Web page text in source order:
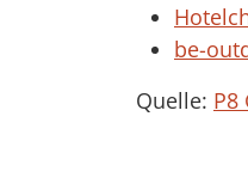
be-
Quelle: P8